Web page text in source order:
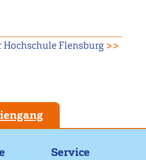
Flensburg >>
Service